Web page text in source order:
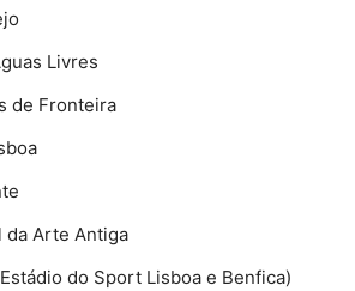
Livres
de Fronteira
da Arte Antiga
do Sport Lisboa e Benfica)